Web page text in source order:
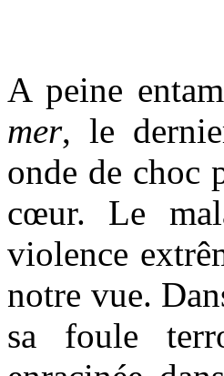
A peine
mer, le
onde de choc
cœur. Le
violence
notre vue.
sa foule